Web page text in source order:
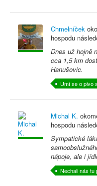
Chmelníček
hospodu
Dnes už hojně
cca 1,5 km
Hanušovic.
Umí se o pivo
Michal K.
hospodu
Sympatické
nápoje, ale i
Nechali nás